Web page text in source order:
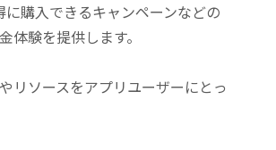
購入できるキャンペーンなどの
験を提供します。
リソースをアプリユーザーにとっ